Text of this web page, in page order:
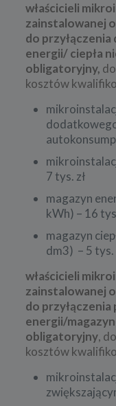
właścicieli
zainstalowanej
do przyłączenia
energii/ ciepła
obligatoryjny,
kosztów
7 tys. zł
magazyn
kWh) – 16
magazyn
dm3) – 5 tys.
właścicieli
zainstalowanej
do przyłączenia
energii/
obligatoryjny,
kosztów